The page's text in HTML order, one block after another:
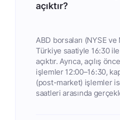
açıktır?
ABD borsaları (NYSE ve
Türkiye saatiyle 16:30
açıktır. Ayrıca, açılış
işlemler 12:00–16:30,
(post-market) işlemler
saatleri arasında